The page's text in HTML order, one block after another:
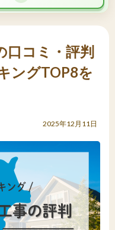
口コミ・評判
ングTOP8を
2025年12月11日